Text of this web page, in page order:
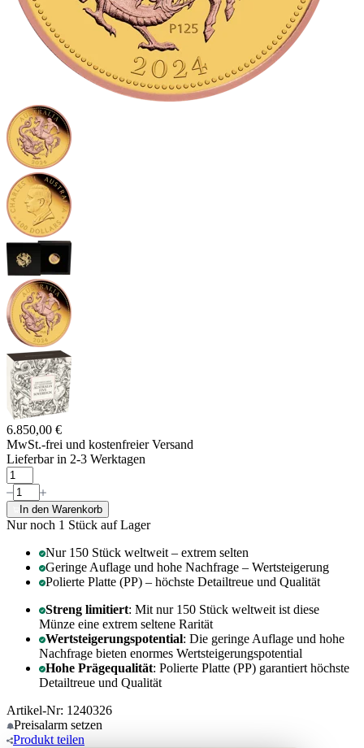
6.850,00 €
MwSt.-frei und kostenfreier Versand
Lieferbar in 2-3 Werktagen
In den Warenkorb
Nur noch 1 Stück auf Lager
Nur 150 Stück weltweit – extrem selten
Geringe Auflage und hohe Nachfrage – Wertsteigerung
Polierte Platte (PP) – höchste Detailtreue und Qualität
Streng limitiert: Mit nur 150 Stück weltweit ist diese
Münze eine extrem seltene Rarität
Wertsteigerungspotential: Die geringe Auflage und hohe
Nachfrage bieten enormes Wertsteigerungspotential
Hohe Prägequalität: Polierte Platte (PP) garantiert höchste
Detailtreue und Qualität
Artikel-Nr: 1240326
Preisalarm setzen
Produkt teilen